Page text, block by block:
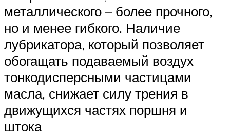
металлического – более прочного,
но и менее гибкого. Наличие
лубрикатора, который позволяет
обогащать подаваемый воздух
тонкодисперсными частицами
масла, снижает силу трения в
движущихся частях поршня и
штока